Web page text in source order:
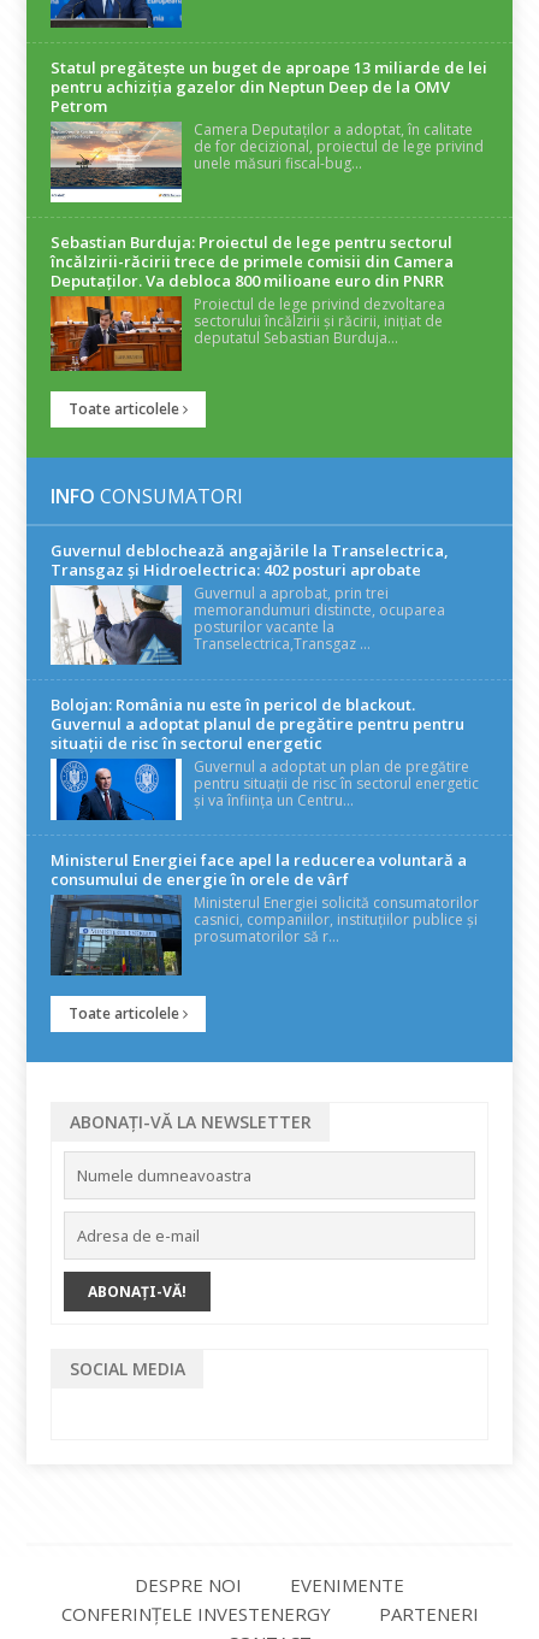
Statul pregătește un buget de aproape 13 miliarde de lei
pentru achiziția gazelor din Neptun Deep de la OMV
Petrom
Camera Deputaților a adoptat, în calitate
de for decizional, proiectul de lege privind
unele măsuri fiscal-bug...
Sebastian Burduja: Proiectul de lege pentru sectorul
încălzirii-răcirii trece de primele comisii din Camera
Deputaților. Va debloca 800 milioane euro din PNRR
Proiectul de lege privind dezvoltarea
sectorului încălzirii și răcirii, inițiat de
deputatul Sebastian Burduja...
Toate articolele
INFO CONSUMATORI
Guvernul deblochează angajările la Transelectrica,
Transgaz și Hidroelectrica: 402 posturi aprobate
Guvernul a aprobat, prin trei
memorandumuri distincte, ocuparea
posturilor vacante la
Transelectrica,Transgaz ...
Bolojan: România nu este în pericol de blackout.
Guvernul a adoptat planul de pregătire pentru pentru
situații de risc în sectorul energetic
Guvernul a adoptat un plan de pregătire
pentru situații de risc în sectorul energetic
și va înființa un Centru...
Ministerul Energiei face apel la reducerea voluntară a
consumului de energie în orele de vârf
Ministerul Energiei solicită consumatorilor
casnici, companiilor, instituțiilor publice și
prosumatorilor să r...
Toate articolele
ABONAȚI-VĂ LA NEWSLETTER
SOCIAL MEDIA
DESPRE NOI
EVENIMENTE
CONFERINȚELE INVESTENERGY
PARTENERI